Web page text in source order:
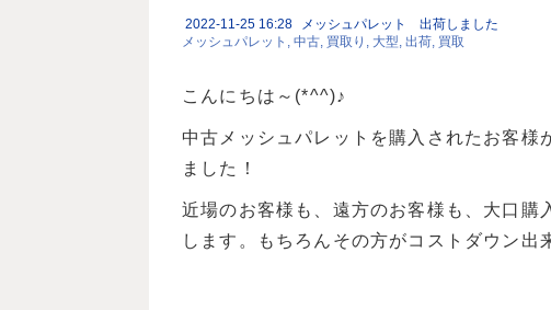
2022-11-25 16:28
メッシュパレット 出荷しました
メッシュパレット
中古 買取り 大型 出荷 買取
こんにちは～(*^^)♪
中古メッシュパレットを購入されたお客
ました！
近場のお客様も、遠方のお客様も、大口購
します。もちろんその方がコストダウン出